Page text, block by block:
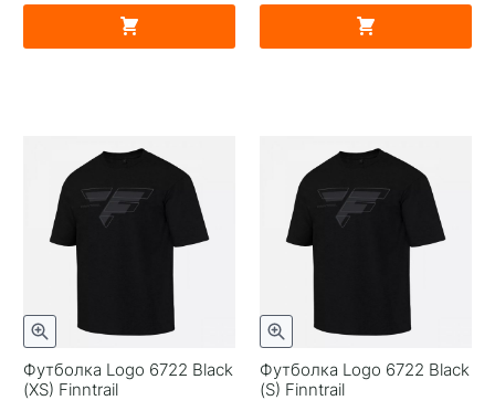
Футболка Logo 6722 Black
(XS) Finntrail
Футболка Logo 6722 Black
(S) Finntrail